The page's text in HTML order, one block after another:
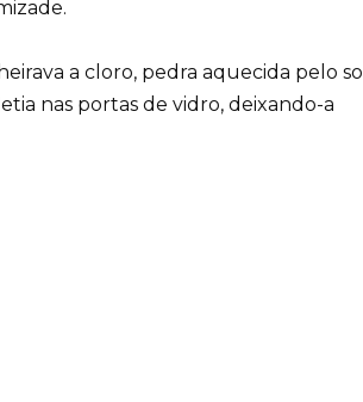
a cloro, pedra aquecida pelo sol
nas portas de vidro, deixando-a